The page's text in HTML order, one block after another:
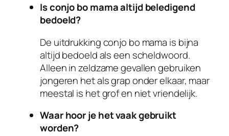
Is conjo bo mama altijd beledigend
bedoeld?
De uitdrukking conjo bo mama is bijna
altijd bedoeld als een scheldwoord.
Alleen in zeldzame gevallen gebruiken
jongeren het als grap onder elkaar, maar
meestal is het grof en niet vriendelijk.
Waar hoor je het vaak gebruikt
worden?